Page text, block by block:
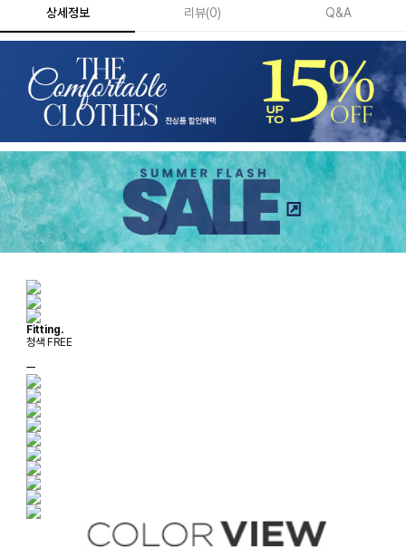
상세정보 리뷰(0) Q&A
Fitting.
청색 FREE
ㅡ